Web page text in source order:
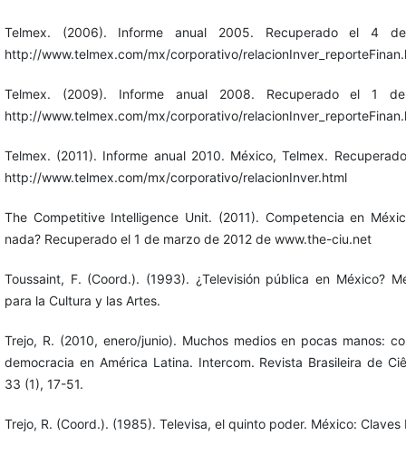
Telmex. (2006). Informe anual 2005. Recuperado el 4
http://www.telmex.com/mx/corporativo/
Telmex. (2009). Informe anual 2008. Recuperado el 1
http://www.telmex.com/mx/corporativo/
Telmex. (2011). Informe anual 2010. México, Telmex.
http://www.telmex.com/mx/corporativo/relacionInver.html
The Competitive Intelligence Unit. (2011). Competencia en
nada? Recuperado el 1 de marzo de 2012 de www.the-ciu.net
Toussaint, F. (Coord.). (1993). ¿Televisión pública en México?
para la Cultura y las Artes.
Trejo, R. (2010, enero/junio). Muchos medios en pocas manos:
democracia en América Latina. Intercom. Revista Brasileira de
33 (1), 17-51.
Trejo, R. (Coord.). (1985). Televisa, el quinto poder. México: Claves